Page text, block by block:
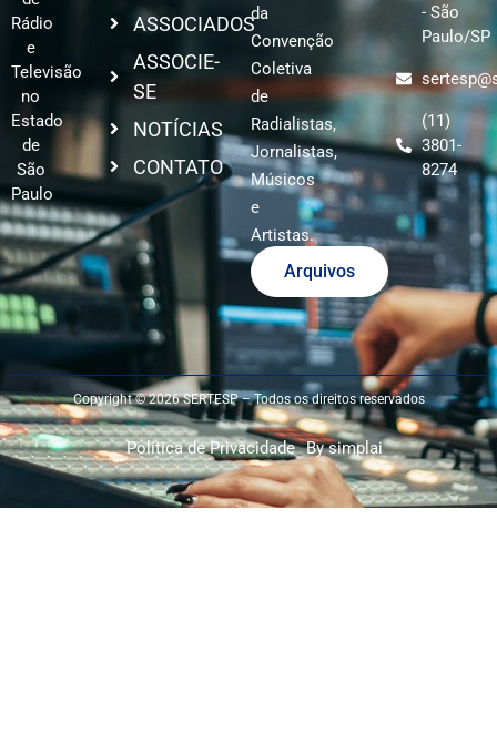
Rádio
e
Televisão
no
Estado
de
São
Paulo
ASSOCIADOS
ASSOCIE-
SE
NOTÍCIAS
CONTATO
da
Convenção
Coletiva
de
Radialistas,
Jornalistas,
Músicos
e
Artistas.
Arquivos
- São
Paulo/SP
(11)
3801-
8274
Copyright © 2026 SERTESP – Todos os direitos reservados
Política de Privacidade By simplai